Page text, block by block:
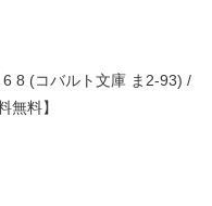
8 (コバルト文庫 ま2-93) /
無料】